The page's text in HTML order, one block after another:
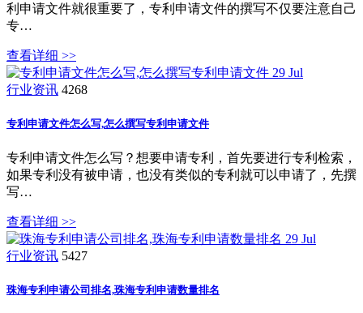
利申请文件就很重要了，专利申请文件的撰写不仅要注意自己
专…
查看详细 >>
29 Jul
行业资讯 4268
专利申请文件怎么写,怎么撰写专利申请文件
专利申请文件怎么写？想要申请专利，首先要进行专利检索，
如果专利没有被申请，也没有类似的专利就可以申请了，先撰
写…
查看详细 >>
29 Jul
行业资讯 5427
珠海专利申请公司排名,珠海专利申请数量排名